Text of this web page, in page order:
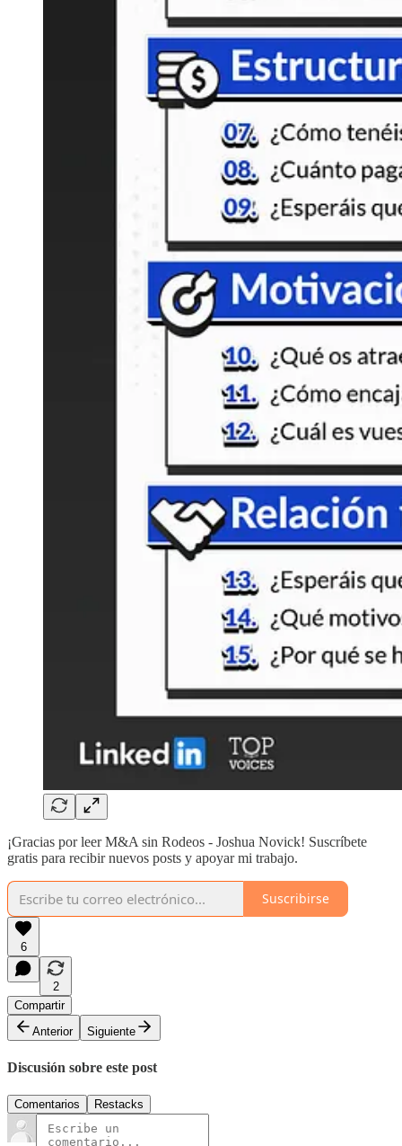
¡Gracias por leer M&A sin Rodeos - Joshua Novick! Suscríbete
gratis para recibir nuevos posts y apoyar mi trabajo.
Suscribirse
6
2
Compartir
Anterior
Siguiente
Discusión sobre este post
Comentarios Restacks